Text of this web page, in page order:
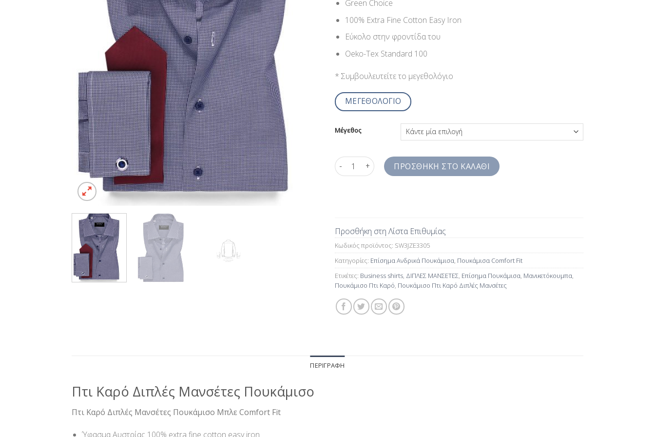
Green Choice
100% Extra Fine Cotton Easy Iron
Εύκολο στην φροντίδα του
Oeko-Tex Standard 100
* Συμβουλευτείτε το μεγεθολόγιο
ΜΕΓΕΘΟΛΟΓΙΟ
Μέγεθος
Πτι Καρό Διπλές Μανσέτες Πουκάμισο Μπλε Comfort Fit SW3JZE3305 ποσότητα
ΠΡΟΣΘΉΚΗ ΣΤΟ ΚΑΛΆΘΙ
Προσθήκη στη Λίστα Επιθυμίας
Κωδικός προϊόντος: SW3JZE3305
Κατηγορίες: Επίσημα Ανδρικά Πουκάμισα, Πουκάμισα Comfort Fit
Ετικέτες: Business shirts, ΔΙΠΛΕΣ ΜΑΝΣΕΤΕΣ, Επίσημα Πουκάμισα, Μανικετόκουμπα,
Πουκάμισο Πτι Καρό, Πουκάμισο Πτι Καρό Διπλές Μανσέτες
ΠΕΡΙΓΡΑΦΉ
Πτι Καρό Διπλές Μανσέτες Πουκάμισο
Πτι Καρό Διπλές Μανσέτες Πουκάμισο Μπλε Comfort Fit
Ύφασμα Αυστρίας 100% extra fine cotton easy iron